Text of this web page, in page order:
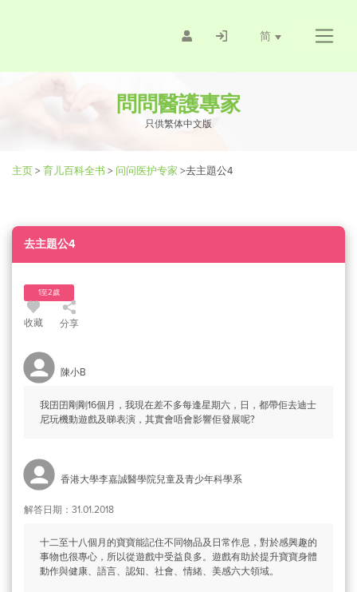
简
問問醫護專家
只供繁体中文版
主页> 育儿百科全书 > 问问医护专家 >去主題公4
去主題公4
1至2歲
收藏 分享
陳小B
我囝囝剛剛16個月，我現在差不多每逢星期六，日，都帶佢去迪士
尼玩機動遊戲及睇表演，其實會唔會影響佢發展呢?
香港大學李嘉誠醫學院兒童及青少年科學系
解答日期：31.01.2018
十二至十八個月的寶寶能記住不同物品及日常作息，對於感興趣的
事物也很專心，所以從遊戲中受益良多。遊戲有助於提升寶寶身體
動作與健康、語言、認知、社會、情緒、美感六大領域。